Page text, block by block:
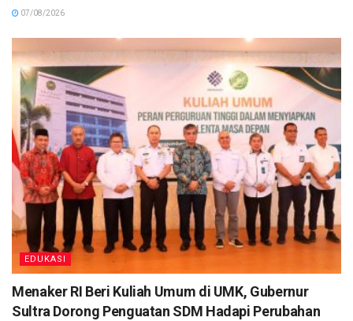
07/08/2026
EDUKASI
Menaker RI Beri Kuliah Umum di UMK, Gubernur
Sultra Dorong Penguatan SDM Hadapi Perubahan